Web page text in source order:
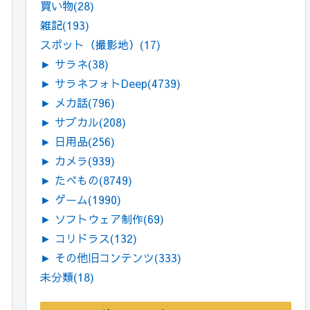
買い物(28)
雑記(193)
スポット（撮影地） (17)
► サラネ(38)
► サラネフォトDeep(4739)
► メカ話(796)
► サブカル(208)
► 日用品(256)
► カメラ(939)
► たべもの(8749)
► ゲーム(1990)
► ソフトウェア制作(69)
► コリドラス(132)
► その他旧コンテンツ(333)
未分類(18)